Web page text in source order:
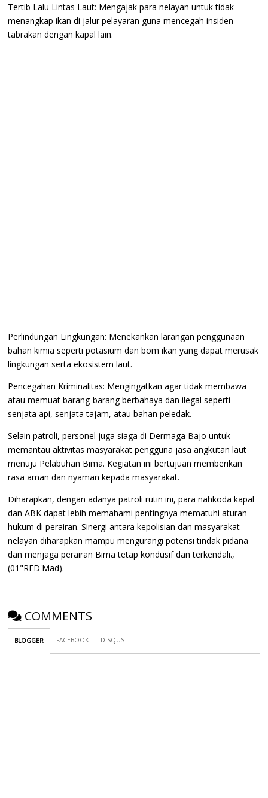
​Tertib Lalu Lintas Laut: Mengajak para nelayan untuk tidak
menangkap ikan di jalur pelayaran guna mencegah insiden
tabrakan dengan kapal lain.
​Perlindungan Lingkungan: Menekankan larangan penggunaan
bahan kimia seperti potasium dan bom ikan yang dapat merusak
lingkungan serta ekosistem laut.
​Pencegahan Kriminalitas: Mengingatkan agar tidak membawa
atau memuat barang-barang berbahaya dan ilegal seperti
senjata api, senjata tajam, atau bahan peledak.
​Selain patroli, personel juga siaga di Dermaga Bajo untuk
memantau aktivitas masyarakat pengguna jasa angkutan laut
menuju Pelabuhan Bima. Kegiatan ini bertujuan memberikan
rasa aman dan nyaman kepada masyarakat.
​Diharapkan, dengan adanya patroli rutin ini, para nahkoda kapal
dan ABK dapat lebih memahami pentingnya mematuhi aturan
hukum di perairan. Sinergi antara kepolisian dan masyarakat
nelayan diharapkan mampu mengurangi potensi tindak pidana
dan menjaga perairan Bima tetap kondusif dan terkendali.,
(01"RED'Mad).
COMMENTS
BLOGGER FACEBOOK DISQUS